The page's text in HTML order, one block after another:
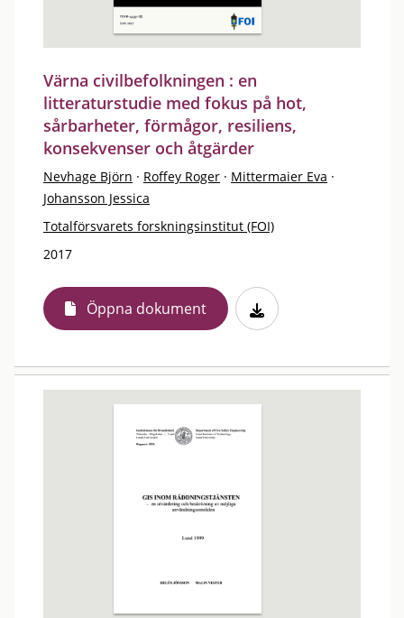
Värna civilbefolkningen : en
litteraturstudie med fokus på hot,
sårbarheter, förmågor, resiliens,
konsekvenser och åtgärder
Nevhage Björn · Roffey Roger · Mittermaier Eva ·
Johansson Jessica
Totalförsvarets forskningsinstitut (FOI)
2017
Öppna dokument